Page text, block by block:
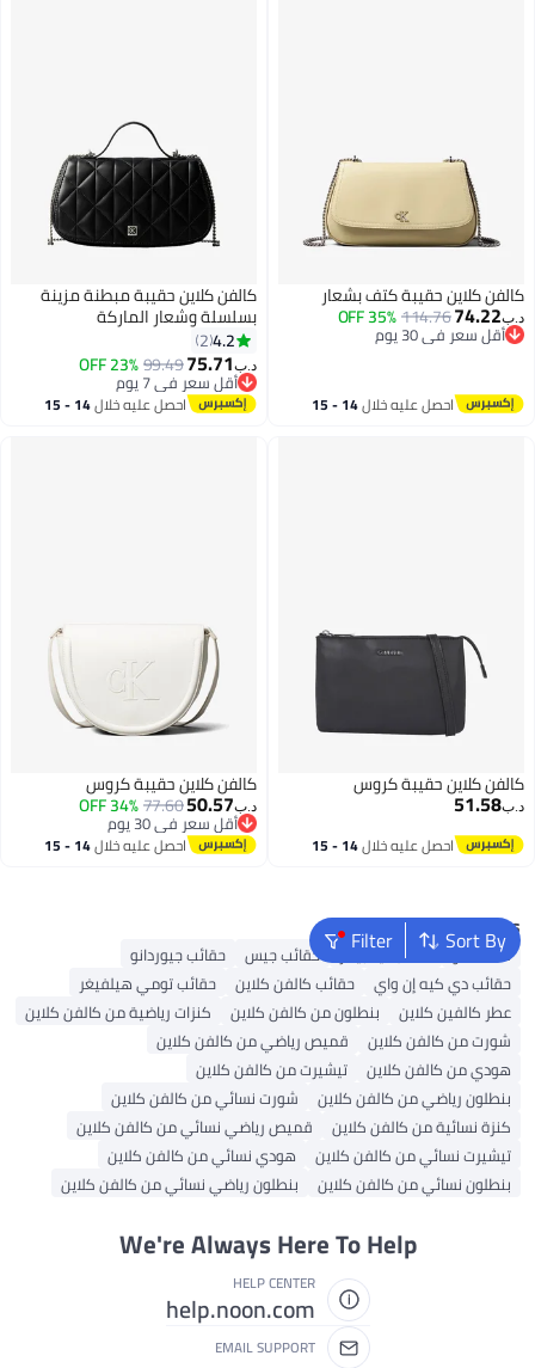
كالفن كلاين حقيبة كتف بشعار
د.ب‏74.22
114.76
35% OFF
أقل سعر في 30 يوم
أقل سعر في 30 يوم
احصل عليه خلال 14 - 15
3
كالفن كلاين حقيبة مبطنة مزينة
بسلسلة وشعار الماركة
4.2
2
د.ب‏75.71
99.49
23% OFF
أقل سعر في 7 يوم
أقل سعر في 7 يوماحصل عليه خلال 14 - 15
كالفن كلاين حقيبة كروس
د.ب‏51.58
احصل عليه خلال 14 - 15
كالفن كلاين حقيبة كروس
د.ب‏50.57
77.60
34% OFF
أقل سعر في 30 يوم
أقل سعر في 30 يوماحصل عليه خلال 14 - 15
Sort By
FilterPopular Searches
شنط ألدو حقائب تيد بيكر حقائب جيس
حقائب جيوردانو
حقائب دي كيه إن واي
حقائب كالفن كلاين
حقائب تومي هيلفيغر
عطر كالفين كلاين
بنطلون من كالفن كلاين
كنزات رياضية من كالفن كلاين
شورت من كالفن كلاين
قميص رياضي من كالفن كلاين
هودي من كالفن كلاين
تيشيرت من كالفن كلاين
بنطلون رياضي من كالفن كلاين
شورت نسائي من كالفن كلاين
كنزة نسائية من كالفن كلاين
قميص رياضي نسائي من كالفن كلاين
تيشيرت نسائي من كالفن كلاين
هودي نسائي من كالفن كلاين
بنطلون نسائي من كالفن كلاين
بنطلون رياضي نسائي من كالفن كلاين
We're Always Here To Help
HELP CENTER
help.noon.com
EMAIL SUPPORT